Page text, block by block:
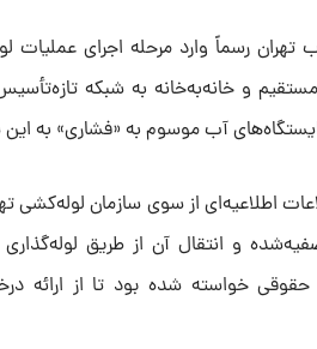
آب تهران رسماً وارد مرحله اجرای
و خانه‌به‌خانه به شبکه
آب موسوم به «فشاری» به
اطلاعیه‌ای از سوی سازمان لوله‌کشی
و انتقال آن از طریق
خواسته شده بود تا از ارائه